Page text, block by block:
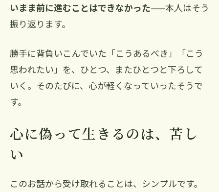
いまま前に進むことはできなかった——本人はそう
振り返ります。
勝手に背負いこんでいた「こうあるべき」「こう
思われたい」を、ひとつ、またひとつと下ろして
いく。そのたびに、心が軽くなっていったそうで
す。
心に偽って生きるのは、苦し
い
このお話から受け取れることは、シンプルです。